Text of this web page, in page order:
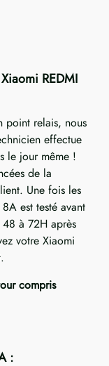
REDMI
point relais, nous
effectue
le jour même !
de la
Une fois les
est testé avant
à 72H après
votre Xiaomi
compris
: